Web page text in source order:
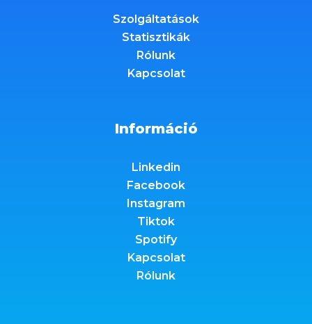
Szolgáltatások
Statisztikák
Rólunk
Kapcsolat
Információ
Linkedin
Facebook
Instagram
Tiktok
Spotify
Kapcsolat
Rólunk